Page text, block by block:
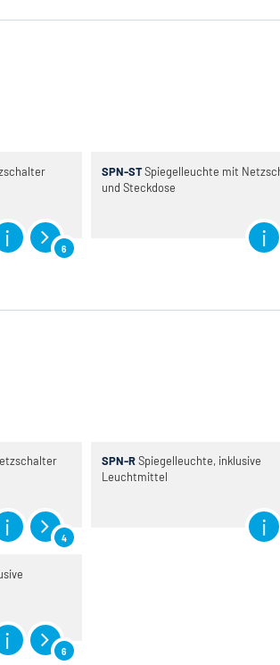
6
SPN-STSpiegelleuchte mit
und Steckdose
4
SPN-RSpiegelleuchte, inklusive
Leuchtmittel
6